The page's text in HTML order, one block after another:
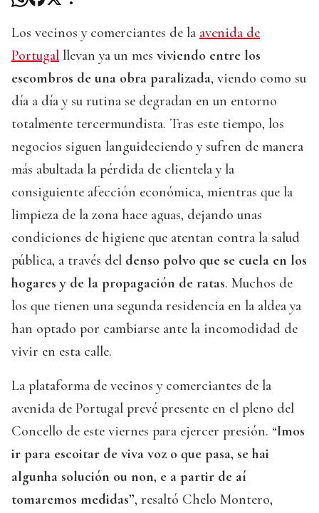
Los vecinos y comerciantes de la avenida de
Portugal llevan ya un mes viviendo entre los
escombros de una obra paralizada, viendo como su
día a día y su rutina se degradan en un entorno
totalmente tercermundista. Tras este tiempo, los
negocios siguen languideciendo y sufren de manera
más abultada la pérdida de clientela y la
consiguiente afección económica, mientras que la
limpieza de la zona hace aguas, dejando unas
condiciones de higiene que atentan contra la salud
pública, a través del denso polvo que se cuela en los
hogares y de la propagación de ratas. Muchos de
los que tienen una segunda residencia en la aldea ya
han optado por cambiarse ante la incomodidad de
vivir en esta calle.
La plataforma de vecinos y comerciantes de la
avenida de Portugal prevé presente en el pleno del
Concello de este viernes para ejercer presión. “Imos
ir para escoitar de viva voz o que pasa, se hai
algunha solución ou non, e a partir de aí
tomaremos medidas”, resaltó Chelo Montero,